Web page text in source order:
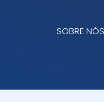
SOBRE NÓS